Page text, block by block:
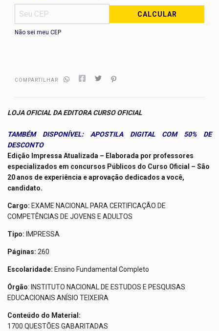
CALCULAR
Não sei meu CEP
COMPARTILHAR
LOJA OFICIAL DA EDITORA CURSO OFICIAL
TAMBÉM DISPONÍVEL: APOSTILA DIGITAL COM 50% DE
DESCONTO
Edição Impressa Atualizada – Elaborada por professores
especializados em concursos Públicos do Curso Oficial – São
20 anos de experiência e aprovação dedicados a você,
candidato.
Cargo: EXAME NACIONAL PARA CERTIFICAÇÃO DE
COMPETÊNCIAS DE JOVENS E ADULTOS
Tipo: IMPRESSA
Páginas: 260
Escolaridade: Ensino Fundamental Completo
Órgão: INSTITUTO NACIONAL DE ESTUDOS E PESQUISAS
EDUCACIONAIS ANÍSIO TEIXEIRA
Conteúdo do Material:
1700 QUESTÕES GABARITADAS